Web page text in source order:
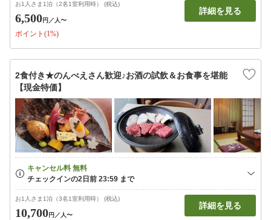
お1人さま1泊（2名1室利用時） (税込)
6,500円 ／人〜
ポイント(1%)
詳細を見る
2食付き★のんべえさん歓迎♪お酒の試飲＆お食事を堪能
【現金特価】
お1人さま1泊（3名1室利用時） (税込)
10,700円 ／人〜
詳細を見る